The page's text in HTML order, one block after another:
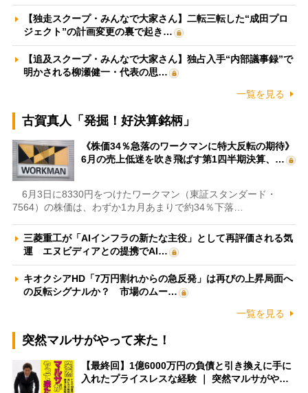
【独走スクープ・みんなで大家さん】二転三転した“成田プロ
ジェクト”の計画変更の裏で起き…
【追及スクープ・みんなで大家さん】独占入手“内部議事録”で
明かされる柳瀬健一・代表の思…
一覧を見る
古賀真人「発掘！好決算銘柄」
《株価34％急落のワークマンに特大反転の期待》
6月の売上低迷を吹き飛ばす第1四半期決算、…
6月3日に8330円をつけたワークマン（東証スタンダード・
7564）の株価は、わずか1カ月あまりで約34％下落…
三菱重工が「AIインフラの新たな主役」として再評価される気
運 エヌビディアとの提携でAI…
キオクシアHD「7万円割れからの急反発」は再びの上昇局面へ
の反転シグナルか？ 市場のムー…
一覧を見る
突然マルサがやって来た！
【最終回】1億6000万円の負債と引き換えに手に
入れたプライスレスな経験 ｜ 突然マルサがや…